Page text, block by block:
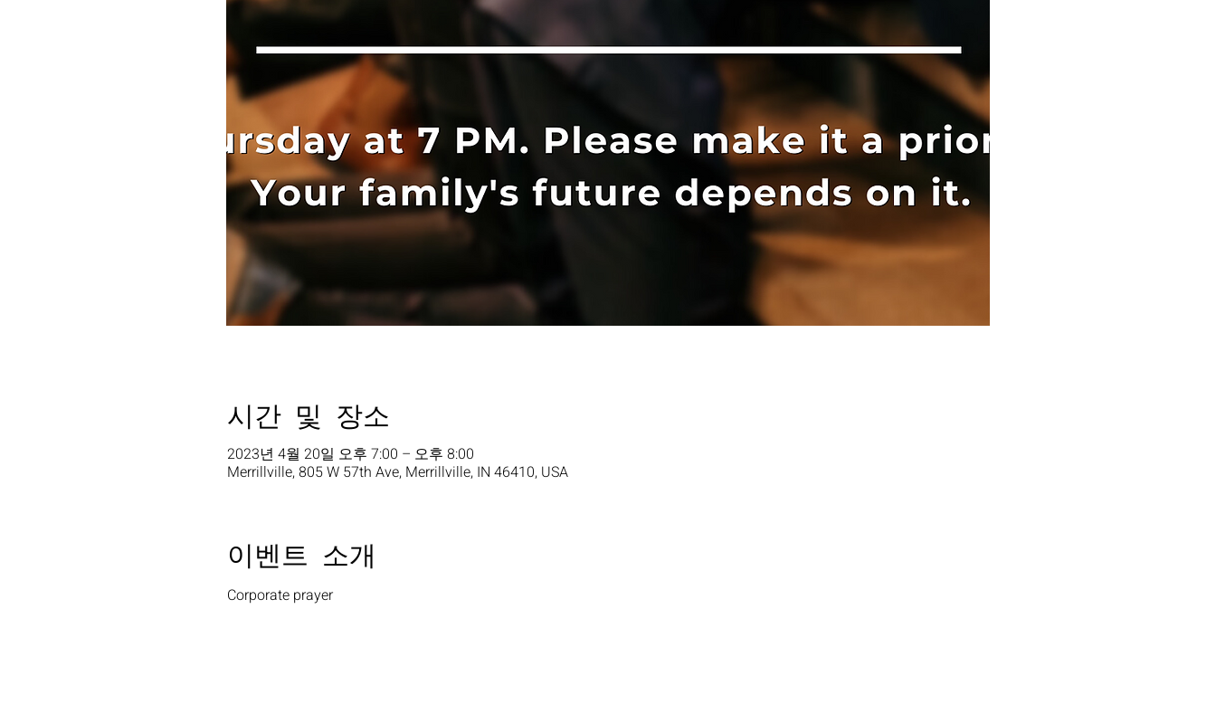
시간 및 장소
2023년 4월 20일 오후 7:00 – 오후 8:00
Merrillville, 805 W 57th Ave, Merrillville, IN 46410, USA
이벤트 소개
Corporate prayer